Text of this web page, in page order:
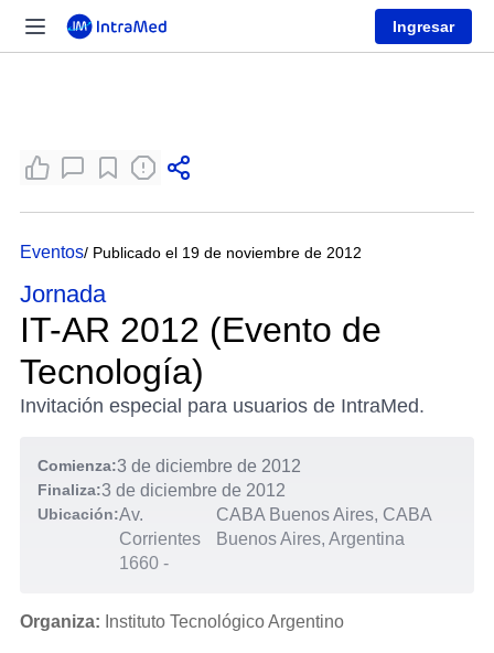
Ingresar
Eventos/ Publicado el 19 de noviembre de 2012
Jornada
IT-AR 2012 (Evento de
Tecnología)
Invitación especial para usuarios de IntraMed.
Comienza:3 de diciembre de 2012
Finaliza:3 de diciembre de 2012
Ubicación:Av.
Corrientes
1660 -
CABA Buenos Aires, CABA
Buenos Aires, Argentina
Organiza: Instituto Tecnológico Argentino